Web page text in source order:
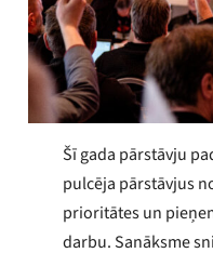
Šī gada pārstāvju
pulcēja pārstāvjus
prioritātes un
darbu. Sanāksme